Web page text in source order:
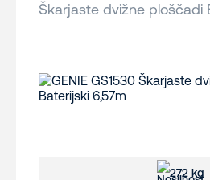
Škarjaste dvižne ploščadi
272 kg